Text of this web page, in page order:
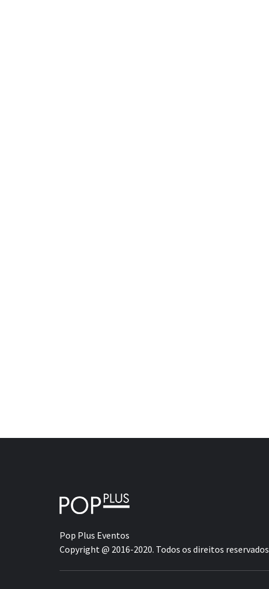
Pop Plus Eventos
Copyright @ 2016-2020. Todos os direitos reservados